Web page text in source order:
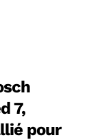
7,
pour